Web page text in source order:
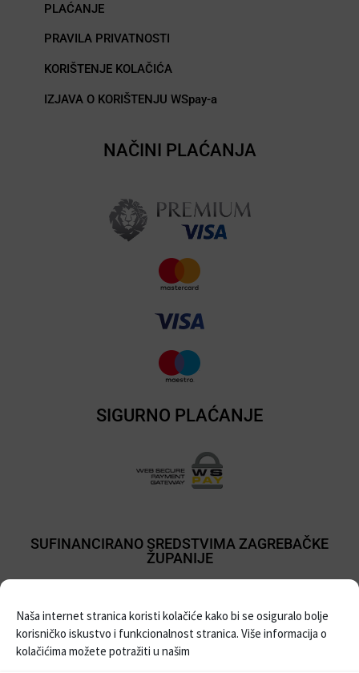
Naša internet stranica koristi kolačiće kako bi se osiguralo bolje
korisničko iskustvo i funkcionalnost stranica. Više informacija o
kolačićima možete potražiti u našim
PLAĆANJE
PRAVILA PRIVATNOSTI
KORIŠTENJE KOLAČIĆA
IZJAVA O KORIŠTENJU WSpay-a
NAČINI PLAĆANJA
SIGURNO PLAĆANJE
SUFINANCIRANO SREDSTVIMA ZAGREBAČKE
ŽUPANIJE